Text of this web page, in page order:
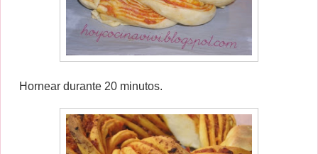
Hornear durante 20 minutos.